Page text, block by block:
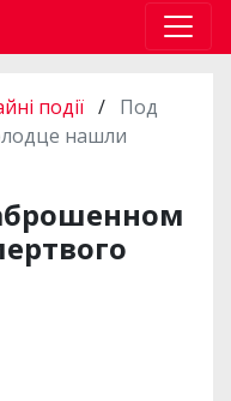
події / Под
нашли